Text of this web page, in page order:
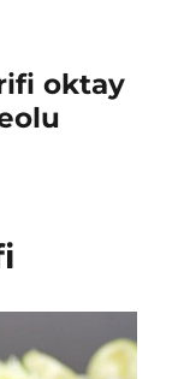
oktay